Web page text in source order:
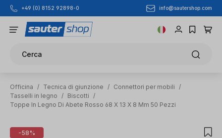
Passa al contenuto principale
+49 (0) 8152 92898-0 info@sautershop.com
Cerca
Officina / Tecnica di giunzione / Connettori per mobili
/
Tasselli in legno
/ Biscotti
/
Toppe In Legno Di Abete Rosso 68 X 13 X 8 Mm 50 Pezzi
Salta la galleria di immagini
-58%